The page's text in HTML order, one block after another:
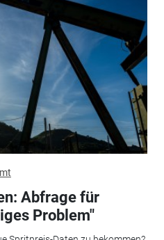
Abfrage für
Problem"